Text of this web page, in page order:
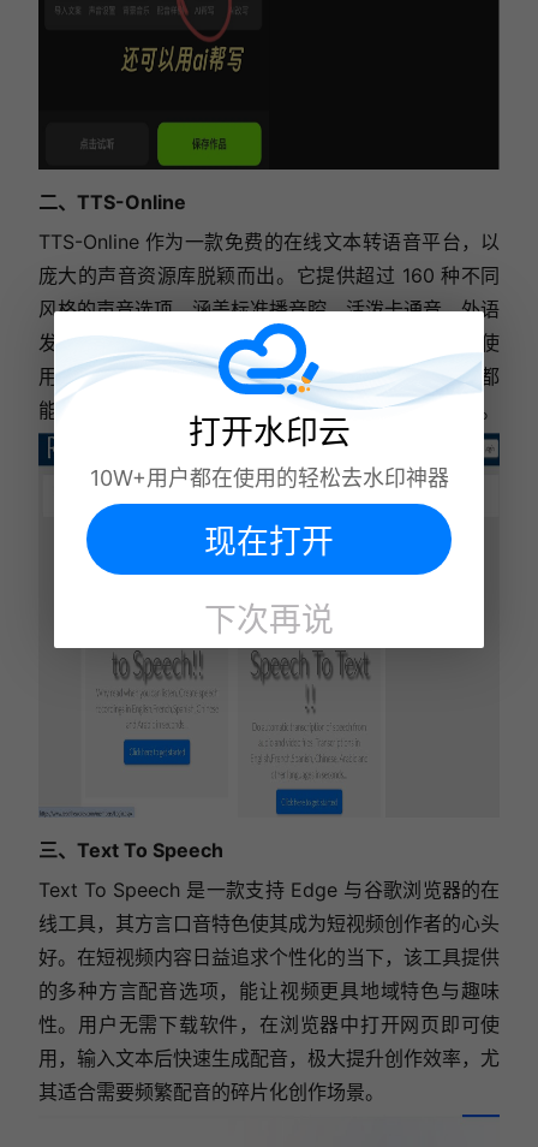
二、TTS-Online
TTS-Online 作为一款免费的在线文本转语音平台，以
庞大的声音资源库脱颖而出。它提供超过 160 种不同
风格的声音选项，涵盖标准播音腔、活泼卡通音、外语
发音等类型，尤其适合自媒体博主、有声读物创作者使
用。无论是制作知识科普视频，还是录制故事音频，都
能在这里找到契合的配音风格，为作品增添独特魅力。
三、Text To Speech
Text To Speech 是一款支持 Edge 与谷歌浏览器的在
线工具，其方言口音特色使其成为短视频创作者的心头
好。在短视频内容日益追求个性化的当下，该工具提供
的多种方言配音选项，能让视频更具地域特色与趣味
性。用户无需下载软件，在浏览器中打开网页即可使
用，输入文本后快速生成配音，极大提升创作效率，尤
其适合需要频繁配音的碎片化创作场景。
打开水印云
10W+用户都在使用的轻松去水印神器
现在打开
下次再说